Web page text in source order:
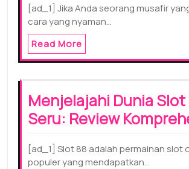
[ad_1] Jika Anda seorang musafir
cara yang nyaman…
Read More
Menjelajahi Dunia Slot
Seru: Review
[ad_1] Slot 88 adalah permainan slot
populer yang mendapatkan…